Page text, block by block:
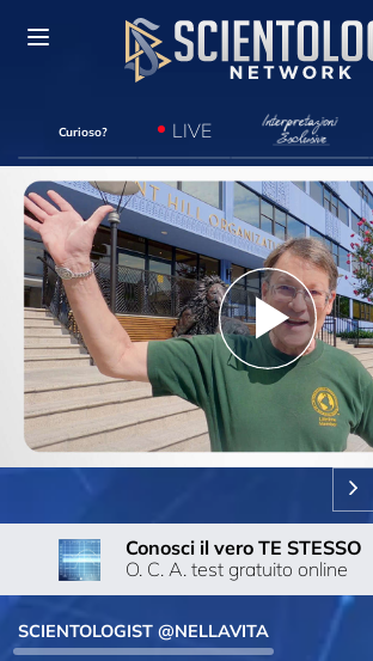
Curioso? LIVE
Play
Video
Conosci il vero TE STESSO
O. C. A. test gratuito online
SCIENTOLOGIST @NELLAVITA